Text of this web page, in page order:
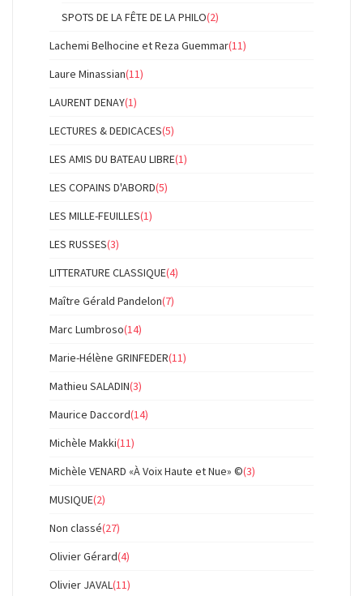
SPOTS DE LA FÊTE DE LA PHILO(2)
Lachemi Belhocine et Reza Guemmar(11)
Laure Minassian(11)
LAURENT DENAY(1)
LECTURES & DEDICACES(5)
LES AMIS DU BATEAU LIBRE(1)
LES COPAINS D'ABORD(5)
LES MILLE-FEUILLES(1)
LES RUSSES(3)
LITTERATURE CLASSIQUE(4)
Maître Gérald Pandelon(7)
Marc Lumbroso(14)
Marie-Hélène GRINFEDER(11)
Mathieu SALADIN(3)
Maurice Daccord(14)
Michèle Makki(11)
Michèle VENARD «À Voix Haute et Nue» ©(3)
MUSIQUE(2)
Non classé(27)
Olivier Gérard(4)
Olivier JAVAL(11)